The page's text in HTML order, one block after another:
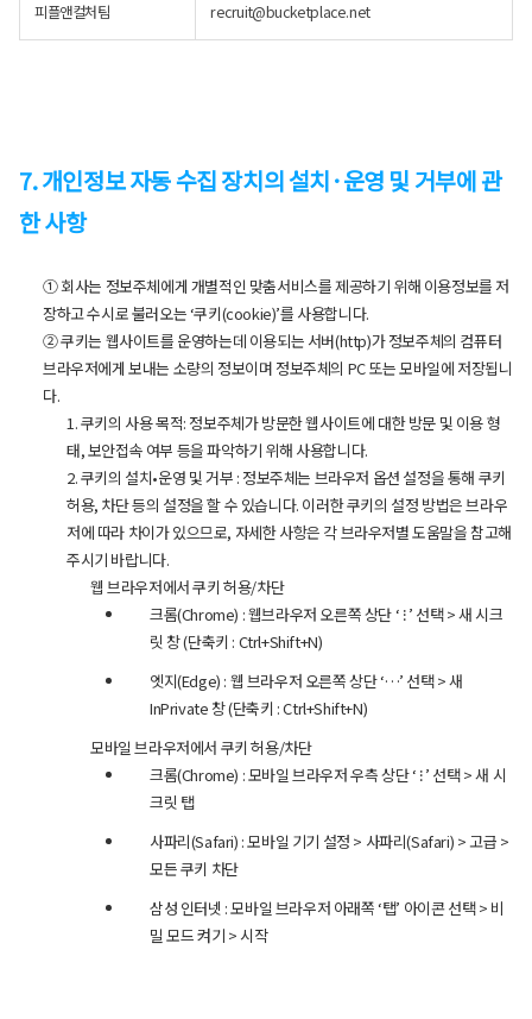
피플앤컬처팀 recruit@bucketplace.net
7. 개인정보 자동 수집 장치의 설치·운영 및 거부에 관
한 사항
① 회사는 정보주체에게 개별적인 맞춤서비스를 제공하기 위해 이용정보를 저
장하고 수시로 불러오는 ‘쿠키(cookie)’를 사용합니다.
② 쿠키는 웹사이트를 운영하는데 이용되는 서버(http)가 정보주체의 컴퓨터
브라우저에게 보내는 소량의 정보이며 정보주체의 PC 또는 모바일에 저장됩니
다.
1. 쿠키의 사용 목적: 정보주체가 방문한 웹사이트에 대한 방문 및 이용 형
태, 보안접속 여부 등을 파악하기 위해 사용합니다.
2. 쿠키의 설치•운영 및 거부 : 정보주체는 브라우저 옵션 설정을 통해 쿠키
허용, 차단 등의 설정을 할 수 있습니다. 이러한 쿠키의 설정 방법은 브라우
저에 따라 차이가 있으므로, 자세한 사항은 각 브라우저별 도움말을 참고해
주시기 바랍니다.
웹 브라우저에서 쿠키 허용/차단
크롬(Chrome) : 웹브라우저 오른쪽 상단 ‘ ⁝ ’ 선택 > 새 시크
릿 창 (단축키 : Ctrl+Shift+N)
엣지(Edge) : 웹 브라우저 오른쪽 상단 ‘…’ 선택 > 새
InPrivate 창 (단축키 : Ctrl+Shift+N)
모바일 브라우저에서 쿠키 허용/차단
크롬(Chrome) : 모바일 브라우저 우측 상단 ‘ ⁝ ’ 선택 > 새 시
크릿 탭
사파리(Safari) : 모바일 기기 설정 > 사파리(Safari) > 고급 >
모든 쿠키 차단
삼성 인터넷 : 모바일 브라우저 아래쪽 ‘탭’ 아이콘 선택 > 비
밀 모드 켜기 > 시작